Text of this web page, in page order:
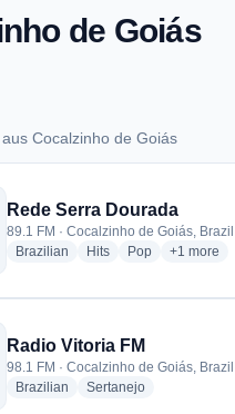
de Goiás
Cocalzinho de Goiás
aus Cocalzinho de Goiás
Rede Serra Dourada
89.1 FM · Cocalzinho de Goiás, Brazil
Brazilian radio stations
Hitsradio stations
Popradio stations
+1 more
more
Radio Vitoria FM
98.1 FM · Cocalzinho de Goiás, Brazil
Brazilian radio stations
Sertanejoradio stations